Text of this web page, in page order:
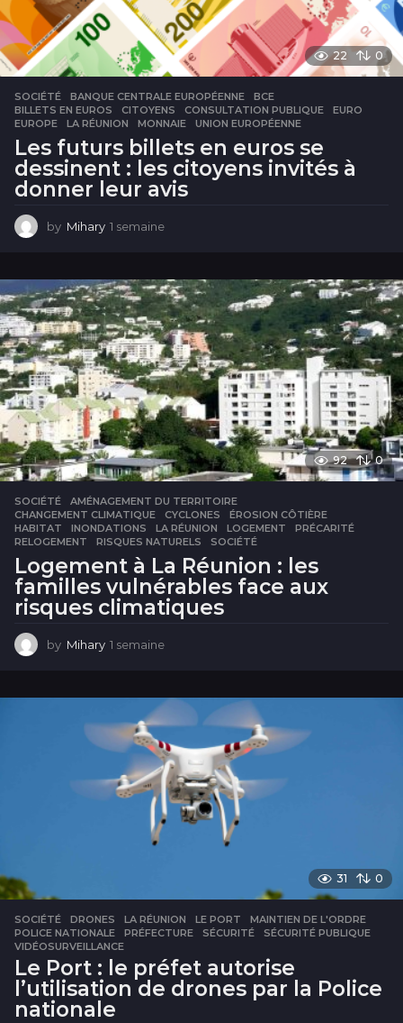
22 0
SOCIÉTÉ BANQUE CENTRALE EUROPÉENNE ,BCE
BILLETS EN EUROS
,CITOYENS ,CONSULTATION PUBLIQUE ,EURO
EUROPE
,LA RÉUNION ,MONNAIE ,UNION EUROPÉENNE
Les futurs billets en euros se
dessinent : les citoyens invités à
donner leur avis
by Mihary 1 semaine
m
a
i
n
e
92 0
SOCIÉTÉ AMÉNAGEMENT DU TERRITOIRE
CHANGEMENT CLIMATIQUE
,CYCLONES ,ÉROSION CÔTIÈRE
HABITAT
,INONDATIONS ,LA RÉUNION ,LOGEMENT ,PRÉCARITÉ
RELOGEMENT
,RISQUES NATURELS ,SOCIÉTÉ
Logement à La Réunion : les
familles vulnérables face aux
risques climatiques
by Mihary 1 semaine
m
i
n
e
31 0
SOCIÉTÉ DRONES ,LA RÉUNION ,LE PORT ,MAINTIEN DE L'ORDRE
POLICE NATIONALE
,PRÉFECTURE ,SÉCURITÉ ,SÉCURITÉ PUBLIQUE
VIDÉOSURVEILLANCE
Le Port : le préfet autorise
l’utilisation de drones par la Police
nationale